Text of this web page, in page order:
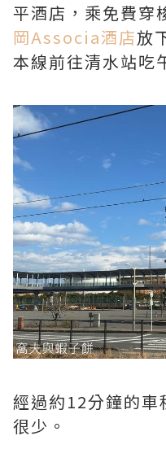
平酒店，乘免費穿
岡Associa酒店放
本線前往清水站吃
經過約12分鐘的車
很少。